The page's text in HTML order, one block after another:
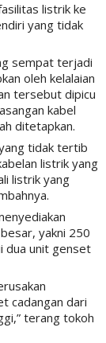
listrik ke
yang tidak
sempat terjadi
oleh kelalaian
tersebut dipicu
kabel
ditetapkan.
tidak tertib
listrik yang
listrik yang
yakni 250
dua unit genset
cadangan dari
terang tokoh